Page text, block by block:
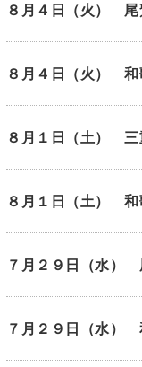
８月４日（火） 尾
８月４日（火） 和
８月１日（土） 三
８月１日（土） 和
７月２９日（水）
７月２９日（水）